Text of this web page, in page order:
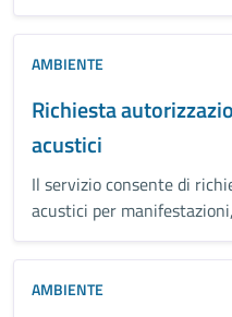
AMBIENTE
Richiesta
acustici
Il servizio consente di
acustici per
AMBIENTE